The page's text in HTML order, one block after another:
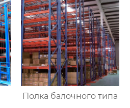
Полка балочного типа